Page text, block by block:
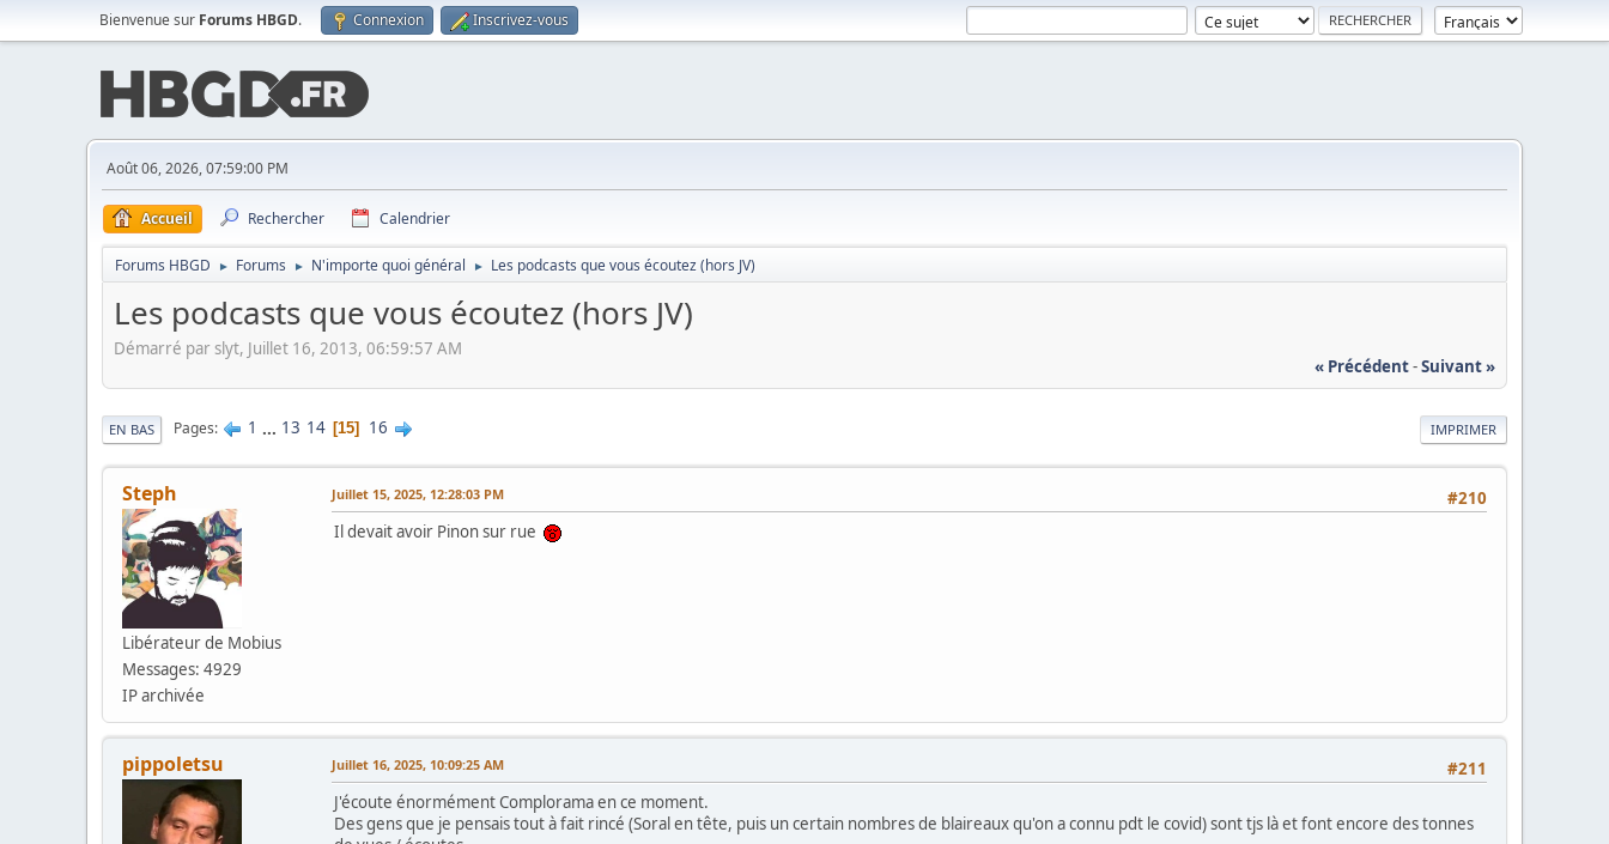
Bienvenue sur Forums HBGD. Connexion Inscrivez-vous
Août 06, 2026, 07:59:00 PM
Accueil Rechercher Calendrier
Forums HBGD ► Forums ► N'importe quoi général ► Les podcasts que vous écoutez (hors JV)
Les podcasts que vous écoutez (hors JV)
Démarré par slyt, Juillet 16, 2013, 06:59:57 AM
« Précédent-Suivant »
IMPRIMER
EN BAS Pages 1 ... 13 14 15 16
Steph
Libérateur de Mobius
Messages: 4929
IP archivée
#210
Juillet 15, 2025, 12:28:03 PM
Il devait avoir Pinon sur rue
pippoletsu #211
Juillet 16, 2025, 10:09:25 AM
J'écoute énormément Complorama en ce moment.
Des gens que je pensais tout à fait rincé (Soral en tête, puis un certain nombres de blaireaux qu'on a connu pdt le covid) sont tjs là et font encore des tonnes